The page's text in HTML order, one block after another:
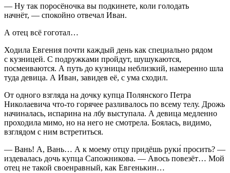
— Ну так поросёночка вы подкинете, коли голодать
начнёт, — спокойно отвечал Иван.
А отец всё гоготал…
Ходила Евгения почти каждый день как специально рядом
с кузницей. С подружками пройдут, шушукаются,
посмеиваются. А путь до кузницы неблизкий, намеренно шла
туда девица. А Иван, завидев её, с ума сходил.
От одного взгляда на дочку купца Полянского Петра
Николаевича что-то горячее разливалось по всему телу. Дрожь
начиналась, испарина на лбу выступала. А девица медленно
проходила мимо, но на него не смотрела. Боялась, видимо,
взглядом с ним встретиться.
— Вань! А, Вань… А к моему отцу придёшь руки́ просить? —
издевалась дочь купца Сапожникова. — Авось повезёт… Мой
отец не такой своенравный, как Евгенькин…